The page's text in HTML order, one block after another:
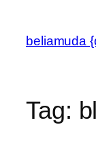
content
beliamuda
Tag: